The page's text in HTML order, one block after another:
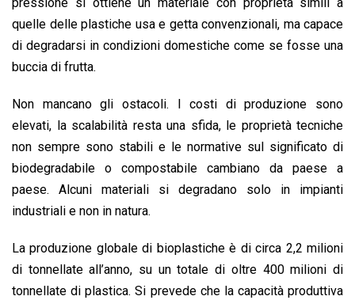
quelle delle plastiche usa e getta convenzionali, ma capace
di degradarsi in condizioni domestiche come se fosse una
buccia di frutta.
Non mancano gli ostacoli. I costi di produzione sono
elevati, la scalabilità resta una sfida, le proprietà tecniche
non sempre sono stabili e le normative sul significato di
biodegradabile o compostabile cambiano da paese a
paese. Alcuni materiali si degradano solo in impianti
industriali e non in natura.
La produzione globale di bioplastiche è di circa 2,2 milioni
di tonnellate all’anno, su un totale di oltre 400 milioni di
tonnellate di plastica. Si prevede che la capacità produttiva